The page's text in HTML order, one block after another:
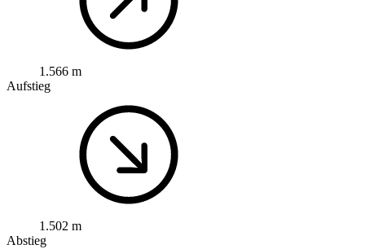
1.566 m
Aufstieg
1.502 m
Abstieg